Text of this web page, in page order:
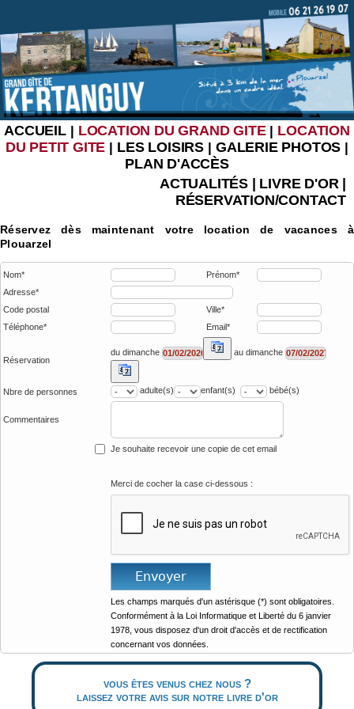
ACCUEIL| LOCATION DU GRAND GITE| LOCATION
DU PETIT GITE | LES LOISIRS | GALERIE PHOTOS |
PLAN D'ACCÈS
ACTUALITÉS| LIVRE D'OR|
RÉSERVATION/CONTACT
Réservez dès maintenant votre location de vacances à
Plouarzel
Nom*
Prénom*
Adresse*
Code postal
Ville*
Téléphone*
Email*
Réservation
du dimanche au dimanche
Nbre de personnes adulte(s) enfant(s) bébé(s)
Commentaires
Je souhaite recevoir une copie de cet email
Merci de cocher la case ci-dessous :
Les champs marqués d'un astérisque (*) sont obligatoires.
Conformément à la Loi Informatique et Liberté du 6 janvier
1978, vous disposez d'un droit d'accès et de rectification
concernant vos données.
vous êtes venus chez nous ?
laissez votre avis sur notre livre d'or